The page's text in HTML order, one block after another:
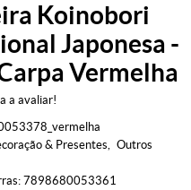
Koinobori
Japonesa -
Vermelha
a avaliar!
& Presentes
Outros
7898680053361